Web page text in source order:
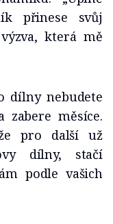
přinese svůj
která mě
dílny nebudete
měsíce.
pro další už
dílny, stačí
podle vašich